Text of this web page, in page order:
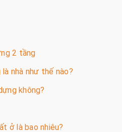
2 tầng
nhà như thế nào?
không?
ở là bao nhiêu?